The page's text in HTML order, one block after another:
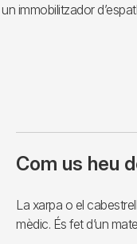
immobilitzador
Com us heu
La xarpa o el
mèdic. És fet d’un